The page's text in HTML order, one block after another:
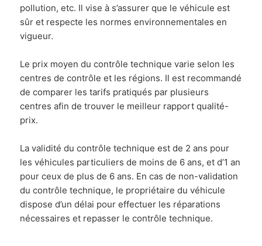
pollution, etc. Il vise à s’assurer que le véhicule est
sûr et respecte les normes environnementales en
vigueur.
Le prix moyen du contrôle technique varie selon les
centres de contrôle et les régions. Il est recommandé
de comparer les tarifs pratiqués par plusieurs
centres afin de trouver le meilleur rapport qualité-
prix.
La validité du contrôle technique est de 2 ans pour
les véhicules particuliers de moins de 6 ans, et d’1 an
pour ceux de plus de 6 ans. En cas de non-validation
du contrôle technique, le propriétaire du véhicule
dispose d’un délai pour effectuer les réparations
nécessaires et repasser le contrôle technique.